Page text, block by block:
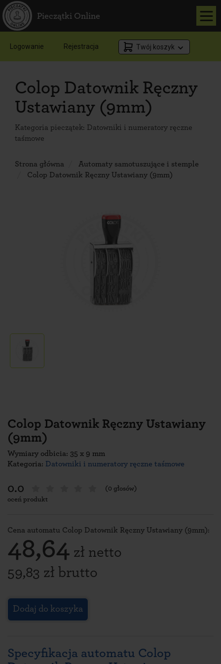
Pieczątki Online
Logowanie Rejestracja Twój koszyk
Colop Datownik Ręczny
Ustawiany (9mm)
Kategoria pieczątek: Datowniki i numeratory ręczne
taśmowe
Strona główna
Automaty samotuszujące i stemple
Colop Datownik Ręczny Ustawiany (9mm)
Colop Datownik Ręczny Ustawiany
(9mm)
Wymiary odbicia: 35 x 9 mm
Kategoria: Datowniki i numeratory ręczne taśmowe
0.0
(0 głosów)
oceń produkt
Cena automatu Colop Datownik Ręczny Ustawiany (9mm):
48,64 zł netto
59,83 zł brutto
Dodaj do koszyka
Specyfikacja automatu Colop